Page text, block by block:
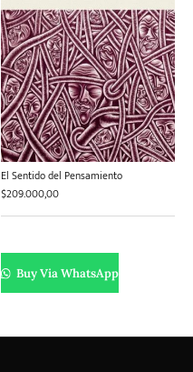
El Sentido del Pensamiento
$209.000,00
Buy Via WhatsApp